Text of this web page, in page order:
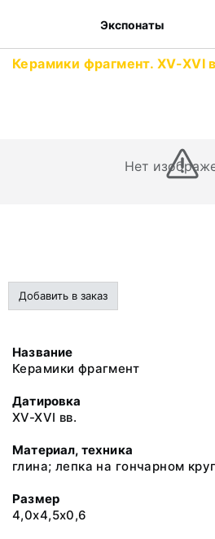
Экспонаты
Керамики фрагмент. XV-XVI
Нет
Добавить в заказ
Название
Керамики фрагмент
Датировка
XV-XVI вв.
Материал, техника
глина; лепка на гончарном
Размер
4,0х4,5х0,6